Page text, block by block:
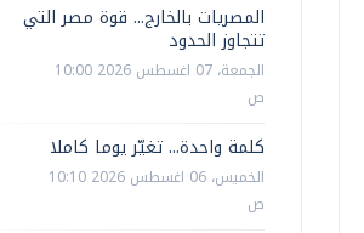
المصريات بالخارج... قوة مصر التي
تتجاوز الحدود
الجمعة، 07 اغسطس 2026 10:00
ص
كلمة واحدة... تغيّر يوما كاملا
الخميس، 06 اغسطس 2026 10:10
ص